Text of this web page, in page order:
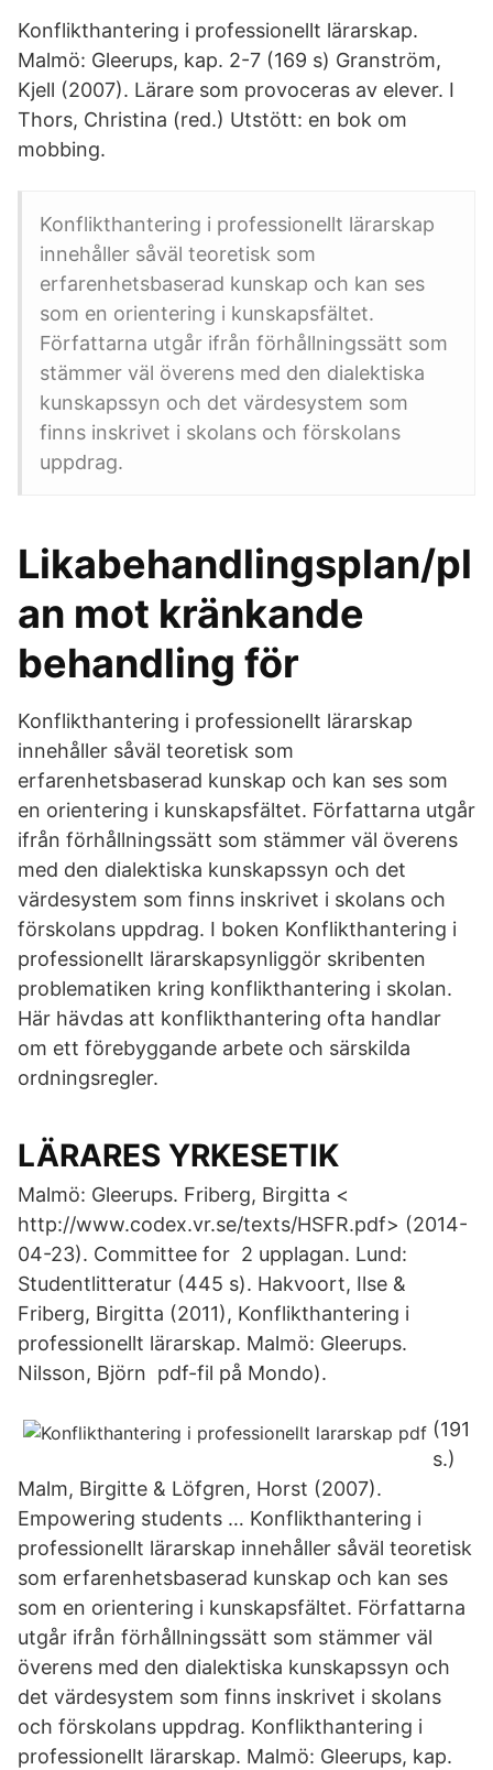
Konflikthantering i professionellt lärarskap.
Malmö: Gleerups, kap. 2-7 (169 s) Granström,
Kjell (2007). Lärare som provoceras av elever. I
Thors, Christina (red.) Utstött: en bok om
mobbing.
Konflikthantering i professionellt lärarskap
innehåller såväl teoretisk som
erfarenhetsbaserad kunskap och kan ses
som en orientering i kunskapsfältet.
Författarna utgår ifrån förhållningssätt som
stämmer väl överens med den dialektiska
kunskapssyn och det värdesystem som
finns inskrivet i skolans och förskolans
uppdrag.
Likabehandlingsplan/pl
an mot kränkande
behandling för
Konflikthantering i professionellt lärarskap
innehåller såväl teoretisk som
erfarenhetsbaserad kunskap och kan ses som
en orientering i kunskapsfältet. Författarna utgår
ifrån förhållningssätt som stämmer väl överens
med den dialektiska kunskapssyn och det
värdesystem som finns inskrivet i skolans och
förskolans uppdrag. I boken Konflikthantering i
professionellt lärarskapsynliggör skribenten
problematiken kring konflikthantering i skolan.
Här hävdas att konflikthantering ofta handlar
om ett förebyggande arbete och särskilda
ordningsregler.
LÄRARES YRKESETIK
Malmö: Gleerups. Friberg, Birgitta <
http://www.codex.vr.se/texts/HSFR.pdf> (2014-
04-23). Committee for 2 upplagan. Lund:
Studentlitteratur (445 s). Hakvoort, Ilse &
Friberg, Birgitta (2011), Konflikthantering i
professionellt lärarskap. Malmö: Gleerups.
Nilsson, Björn pdf-fil på Mondo).
(191
s.)
Malm, Birgitte & Löfgren, Horst (2007).
Empowering students … Konflikthantering i
professionellt lärarskap innehåller såväl teoretisk
som erfarenhetsbaserad kunskap och kan ses
som en orientering i kunskapsfältet. Författarna
utgår ifrån förhållningssätt som stämmer väl
överens med den dialektiska kunskapssyn och
det värdesystem som finns inskrivet i skolans
och förskolans uppdrag. Konflikthantering i
professionellt lärarskap. Malmö: Gleerups, kap.